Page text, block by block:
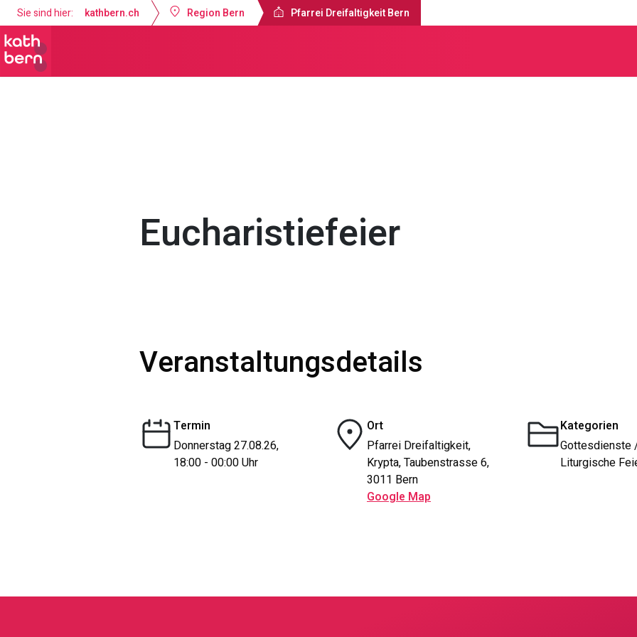
Sie sind hier: kathbern.ch Region Bern Pfarrei Dreifaltigkeit Bern
Eucharistiefeier
Veranstaltungsdetails
Termin
Donnerstag 27.08.26,
18:00 - 00:00 Uhr
Ort
Pfarrei Dreifaltigkeit,
Krypta, Taubenstrasse 6,
3011 Bern
Google Map
Kategorien
Gottesdienste
Liturgische